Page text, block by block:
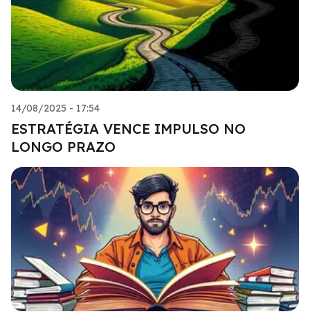
14/08/2025 - 17:54
ESTRATÉGIA VENCE IMPULSO NO
LONGO PRAZO